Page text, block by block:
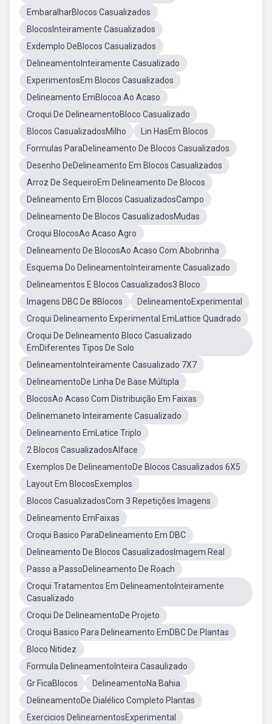
EmbaralharBlocos Casualizados
BlocosInteiramente Casualizados
Exdemplo DeBlocos Casualizados
DelineamentoInteiramente Casualizado
ExperimentosEm Blocos Casualizados
Delineamento EmBlocoa Ao Acaso
Croqui De DelineamentoBloco Casualizado
Blocos CasualizadosMilho
Lin HasEm Blocos
Formulas ParaDelineamento De Blocos Casualizados
Desenho DeDelineamento Em Blocos Casualizados
Arroz De SequeiroEm Delineamento De Blocos
Delineamento Em Blocos CasualizadosCampo
Delineamento De Blocos CasualizadosMudas
Croqui BlocosAo Acaso Agro
Delineamento De BlocosAo Acaso Com Abobrinha
Esquema Do DelineamentoInteiramente Casualizado
Delineamentos E Blocos Casualizados3 Bloco
Imagens DBC De 8Blocos
DelineamentoExperimental
Croqui Delineamento Experimental EmLattice Quadrado
Croqui De Delineamento Bloco Casualizado
EmDiferentes Tipos De Solo
DelineamentoInteiramente Casualizado 7X7
DelineamentoDe Linha De Base Múltipla
BlocosAo Acaso Com Distribuição Em Faixas
Delinemaneto Inteiramente Casualizado
Delineamento EmLatice Triplo
2 Blocos CasualizadosAlface
Exemplos De DelineamentoDe Blocos Casualizados 6X5
Layout Em BlocosExemplos
Blocos CasualizadosCom 3 Repetições Imagens
Delineamento EmFaixas
Croqui Basico ParaDelineamento Em DBC
Delineamento De Blocos CasualizadosImagem Real
Passo a PassoDelineamento De Roach
Croqui Tratamentos Em DelineamentoInteiramente
Casualizado
Croqui De DelineamentoDe Projeto
Croqui Basico Para Delineamento EmDBC De Plantas
Bloco Nitidez
Formula DelineamentoInteira Casaulizado
Gr FicaBlocos
DelineamentoNa Bahia
DelineamentoDe Dialélico Completo Plantas
Exercicios DelineamentosExperimental